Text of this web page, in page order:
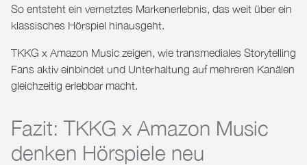
So entsteht ein vernetztes Markenerlebnis, das weit über ein
klassisches Hörspiel hinausgeht.
TKKG x Amazon Music zeigen, wie transmediales Storytelling
Fans aktiv einbindet und Unterhaltung auf mehreren Kanälen
gleichzeitig erlebbar macht.
Fazit: TKKG x Amazon Music
denken Hörspiele neu